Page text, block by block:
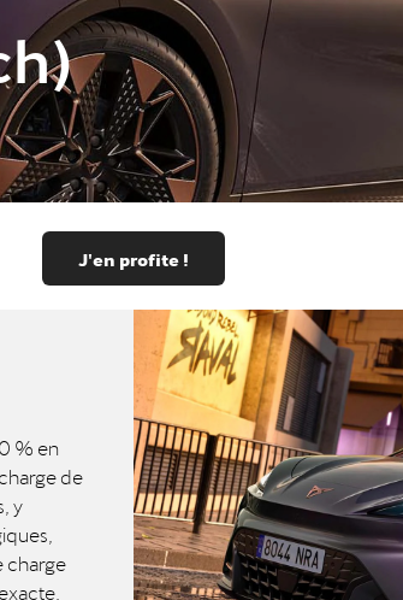
J'en profite !
% en
de
y
charge